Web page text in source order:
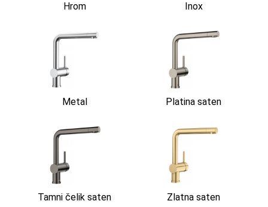
Hrom Inox
Metal Platina saten
Tamni čelik saten Zlatna saten